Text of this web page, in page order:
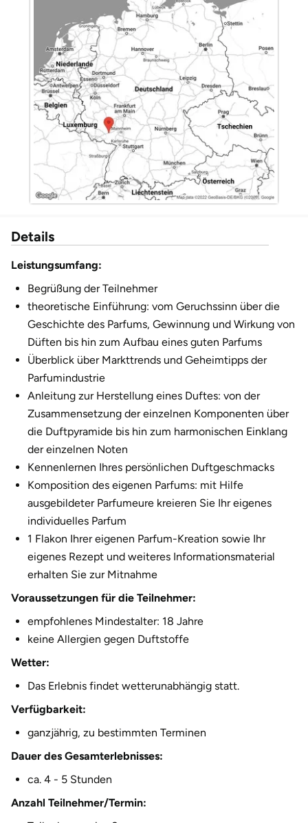
Details
Leistungsumfang:
Begrüßung der Teilnehmer
theoretische Einführung: vom Geruchssinn über die
Geschichte des Parfums, Gewinnung und Wirkung von
Düften bis hin zum Aufbau eines guten Parfums
Überblick über Markttrends und Geheimtipps der
Parfumindustrie
Anleitung zur Herstellung eines Duftes: von der
Zusammensetzung der einzelnen Komponenten über
die Duftpyramide bis hin zum harmonischen Einklang
der einzelnen Noten
Kennenlernen Ihres persönlichen Duftgeschmacks
Komposition des eigenen Parfums: mit Hilfe
ausgebildeter Parfumeure kreieren Sie Ihr eigenes
individuelles Parfum
1 Flakon Ihrer eigenen Parfum-Kreation sowie Ihr
eigenes Rezept und weiteres Informationsmaterial
erhalten Sie zur Mitnahme
Voraussetzungen für die Teilnehmer:
empfohlenes Mindestalter: 18 Jahre
keine Allergien gegen Duftstoffe
Wetter:
Das Erlebnis findet wetterunabhängig statt.
Verfügbarkeit:
ganzjährig, zu bestimmten Terminen
Dauer des Gesamterlebnisses:
ca. 4 - 5 Stunden
Anzahl Teilnehmer/Termin:
Dingolfing
Dorsten
Dortmund
Dresden
Duisburg
Erfurt
Erlangen
Essen
Flensburg
Freiberg
Freiburg
Fulda
Fürstenfeldbruck
Fürth
Geiselwind
Gelnhausen
Gera
Gotha
Görlitz